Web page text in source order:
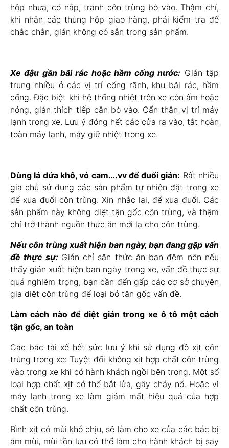
hộp nhưa, có nắp, tránh côn trùng bò vào. Thậm chí,
khi nhận các thùng hộp giao hàng, phải kiểm tra để
chắc chắn, gián không có sẵn trong sản phẩm.
Xe đậu gần bãi rác hoặc hầm cống nước: Gián tập
trung nhiều ở các vị trí cống rãnh, khu bãi rác, hầm
cống. Đặc biệt khi hệ thống nhiệt trên xe còn ấm hoặc
nóng, gián thích tiếp cận bò vào. Cẩn thận vị trí máy
lạnh trong xe. Lưu ý đóng hết các cửa ra vào, tắt hoàn
toàn máy lạnh, máy giữ nhiệt trong xe.
Dùng lá dứa khô, vỏ cam….vv để đuổi gián: Rất nhiều
gia chủ sử dụng các sản phẩm tự nhiên đặt trong xe
để xua đuổi côn trùng. Xin nhắc lại, để xua đuổi. Các
sản phẩm này không diệt tận gốc côn trùng, và thậm
chí trở thành nguồn thức ăn mới lạ cho côn trùng.
Nếu côn trùng xuất hiện ban ngày, bạn đang gặp vấn
đề thực sự: Gián chỉ săn thức ăn ban đêm nên nếu
thấy gián xuất hiện ban ngày trong xe, vấn đề thực sự
quá nghiêm trọng, bạn cần đến gấp các cơ sở chuyên
gia diệt côn trùng để loại bỏ tận gốc vấn đề.
Làm cách nào để diệt gián trong xe ô tô một cách
tận gốc, an toàn
Các bác tài xế hết sức lưu ý khi sử dụng đồ xịt côn
trùng trong xe: Tuyệt đối không xịt hợp chất côn trùng
vào trong xe khi có hành khách ngồi bên trong. Một số
loại hợp chất xịt có thể bắt lửa, gây cháy nổ. Hoặc vì
máy lạnh trong xe làm giảm mất hiệu quả của hợp
chất côn trùng.
Bình xịt có mùi khó chịu, sẽ làm cho xe của các bác bị
ám mùi, mùi tồn lưu có thể làm cho hành khách bị say